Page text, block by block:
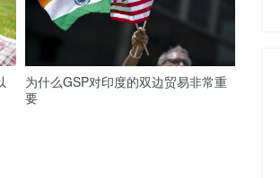
为什么GSP对印度的双边贸易非常重
要